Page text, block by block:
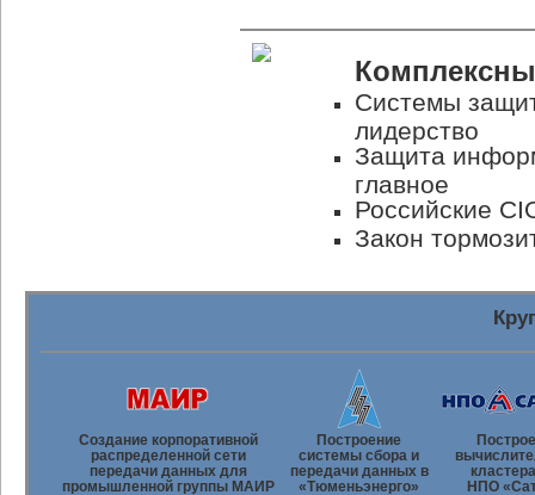
Системы
лидерство
Защита
главное
Российские
Закон
Создание корпоративной
распределенной сети
передачи данных для
промышленной группы МАИР
Построение
системы сбора и
передачи данных в
«Тюменьэнерго»
НПО